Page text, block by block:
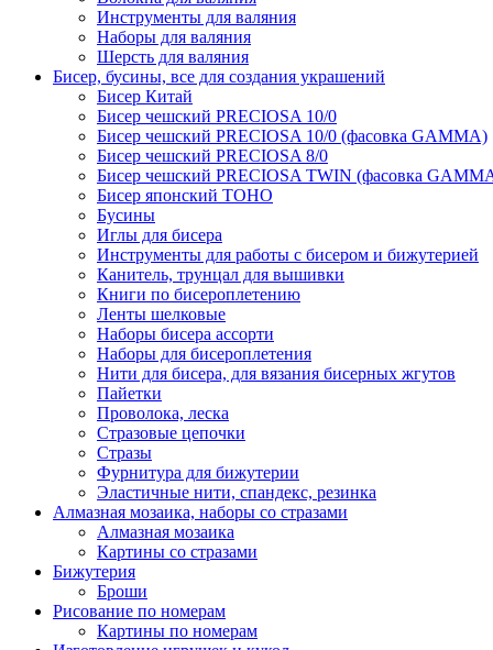
Инструменты для валяния
Наборы для валяния
Шерсть для валяния
Бисер, бусины, все для создания украшений
Бисер Китай
Бисер чешский PRECIOSA 10/0
Бисер чешский PRECIOSA 10/0 (фасовка GAMMA)
Бисер чешский PRECIOSA 8/0
Бисер чешский PRECIOSA TWIN (фасовка
Бисер японский TOHO
Бусины
Иглы для бисера
Инструменты для работы с бисером и бижутерией
Канитель, трунцал для вышивки
Книги по бисероплетению
Ленты шелковые
Наборы бисера ассорти
Наборы для бисероплетения
Нити для бисера, для вязания бисерных жгутов
Пайетки
Проволока, леска
Стразовые цепочки
Стразы
Фурнитура для бижутерии
Эластичные нити, спандекс, резинка
Алмазная мозаика, наборы со стразами
Алмазная мозаика
Картины co стразами
Бижутерия
Броши
Рисование по номерам
Картины по номерам